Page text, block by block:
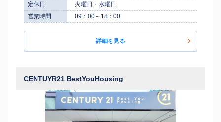
定休日
火曜日・水曜日
営業時間
09：00～18：00
詳細を見る
CENTUYR21 BestYouHousing